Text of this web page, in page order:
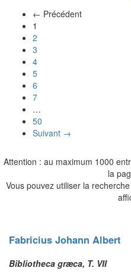
← Précédent
1
2
3
4
5
6
7
…
50
Suivant →
Attention : au maximum 1000
la
Vous pouvez utiliser la
Fabricius Johann Albert
Bibliotheca græca, T. VII